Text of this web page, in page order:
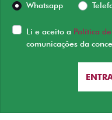
Whatsapp
Li e aceito a Política
comunicações da